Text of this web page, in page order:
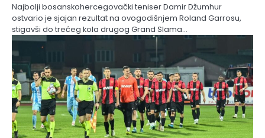
Najbolji bosanskohercegovački teniser Damir Džumhur
ostvario je sjajan rezultat na ovogodišnjem Roland Garrosu,
stigavši do trećeg kola drugog Grand Slama…